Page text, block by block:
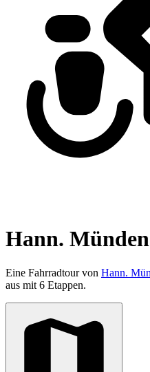
Hann.
Eine Fahrradtour von Hann.
aus mit 6 Etappen.